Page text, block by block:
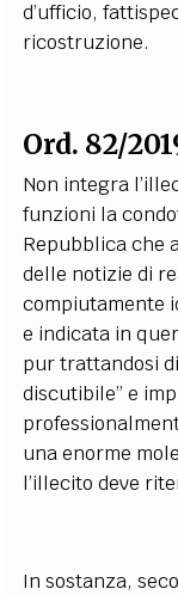
d’ufficio,
ricostruzione.
Ord. 82/
Non integra
funzioni la
Repubblica che
delle notizie di
compiutamente
e indicata in
pur trattandosi
discutibile” e
una enorme
l’illecito deve
In sostanza,